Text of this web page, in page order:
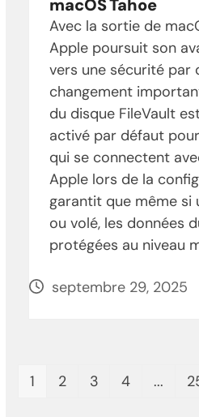
macOS Tahoe
Avec la sortie de
Apple poursuit son
vers une sécurité par
changement
du disque FileVault
activé par défaut
qui se connectent
Apple lors de la
garantit que même si
ou volé, les données
protégées au niveau
septembre 29, 2025
Page
1 Page
2 Page
3 Page
4 ...